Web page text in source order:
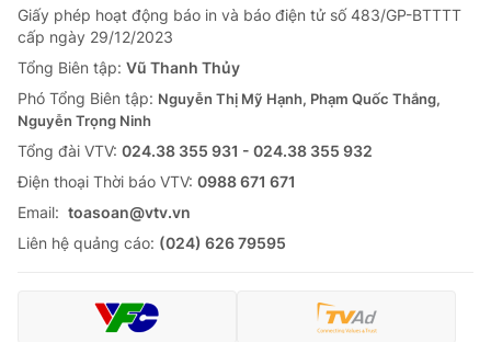
Giấy phép hoạt động báo in và báo điện tử số 483/GP-BTTTT
cấp ngày 29/12/2023
Tổng Biên tập: Vũ Thanh Thủy
Phó Tổng Biên tập: Nguyễn Thị Mỹ Hạnh, Phạm Quốc Thắng,
Nguyễn Trọng Ninh
Tổng đài VTV: 024.38 355 931 - 024.38 355 932
Ðiện thoại Thời báo VTV: 0988 671 671
Email: toasoan@vtv.vn
Liên hệ quảng cáo: (024) 626 79595